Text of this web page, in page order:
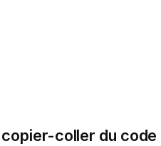
coller du code